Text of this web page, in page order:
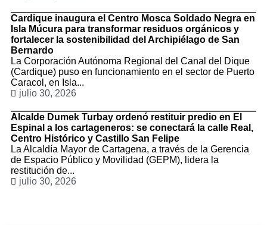
Cardique inaugura el Centro Mosca Soldado Negra en
Isla Múcura para transformar residuos orgánicos y
fortalecer la sostenibilidad del Archipiélago de San
Bernardo
La Corporación Autónoma Regional del Canal del Dique
(Cardique) puso en funcionamiento en el sector de Puerto
Caracol, en Isla...
julio 30, 2026
Alcalde Dumek Turbay ordenó restituir predio en El
Espinal a los cartageneros: se conectará la calle Real,
Centro Histórico y Castillo San Felipe
La Alcaldía Mayor de Cartagena, a través de la Gerencia
de Espacio Público y Movilidad (GEPM), lidera la
restitución de...
julio 30, 2026